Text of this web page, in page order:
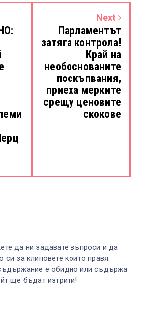
Next
Парламентът
затяга контрола!
Край на
необоснованите
поскъпвания,
приеха мерките
срещу ценовите
скокове
да ни задавате въпроси и да
си за клиповете които правя.
е обидно или съдържа
ще бъдат изтрити!